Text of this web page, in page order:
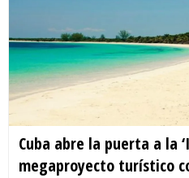
Cuba abre la puerta a la
megaproyecto turístico